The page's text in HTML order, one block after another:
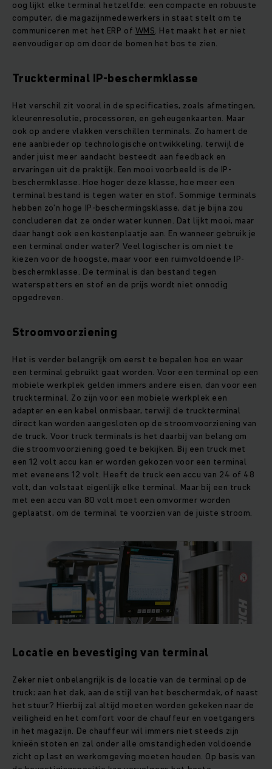
oog lijkt elke terminal hetzelfde: een compacte en robuuste
computer, die magazijnmedewerkers in staat stelt om te
communiceren met het ERP of WMS. Het maakt het er niet
eenvoudiger op om door de bomen het bos te zien.
Truckterminal IP-beschermklasse
Het verschil zit vooral in de specificaties, zoals afmetingen,
kleurenresolutie, processoren, en geheugenkaarten. Maar
ook op andere vlakken verschillen terminals. Zo hamert de
ene aanbieder op technologische ontwikkeling, terwijl de
ander juist meer aandacht besteedt aan feedback en
ervaringen uit de praktijk. Een mooi voorbeeld is de IP-
beschermklasse. Hoe hoger deze klasse, hoe meer een
terminal bestand is tegen water en stof. Sommige terminals
hebben zo’n hoge IP-beschermingsklasse, dat je bijna zou
concluderen dat ze onder water kunnen. Dat lijkt mooi, maar
daar hangt ook een kostenplaatje aan. En wanneer gebruik je
een terminal onder water? Veel logischer is om niet te
kiezen voor de hoogste, maar voor een ruimvoldoende IP-
beschermklasse. De terminal is dan bestand tegen
waterspetters en stof en de prijs wordt niet onnodig
opgedreven.
Stroomvoorziening
Het is verder belangrijk om eerst te bepalen hoe en waar
een terminal gebruikt gaat worden. Voor een terminal op een
mobiele werkplek gelden immers andere eisen, dan voor een
truckterminal. Zo zijn voor een mobiele werkplek een
adapter en een kabel onmisbaar, terwijl de truckterminal
direct kan worden aangesloten op de stroomvoorziening van
de truck. Voor truck terminals is het daarbij van belang om
die stroomvoorziening goed te bekijken. Bij een truck met
een 12 volt accu kan er worden gekozen voor een terminal
met eveneens 12 volt. Heeft de truck een accu van 24 of 48
volt, dan volstaat eigenlijk elke terminal. Maar bij een truck
met een accu van 80 volt moet een omvormer worden
geplaatst, om de terminal te voorzien van de juiste stroom.
Locatie en bevestiging van terminal
Zeker niet onbelangrijk is de locatie van de terminal op de
truck; aan het dak, aan de stijl van het beschermdak, of naast
het stuur? Hierbij zal altijd moeten worden gekeken naar de
veiligheid en het comfort voor de chauffeur en voetgangers
in het magazijn. De chauffeur wil immers niet steeds zijn
knieën stoten en zal onder alle omstandigheden voldoende
zicht op last en werkomgeving moeten houden. Op basis van